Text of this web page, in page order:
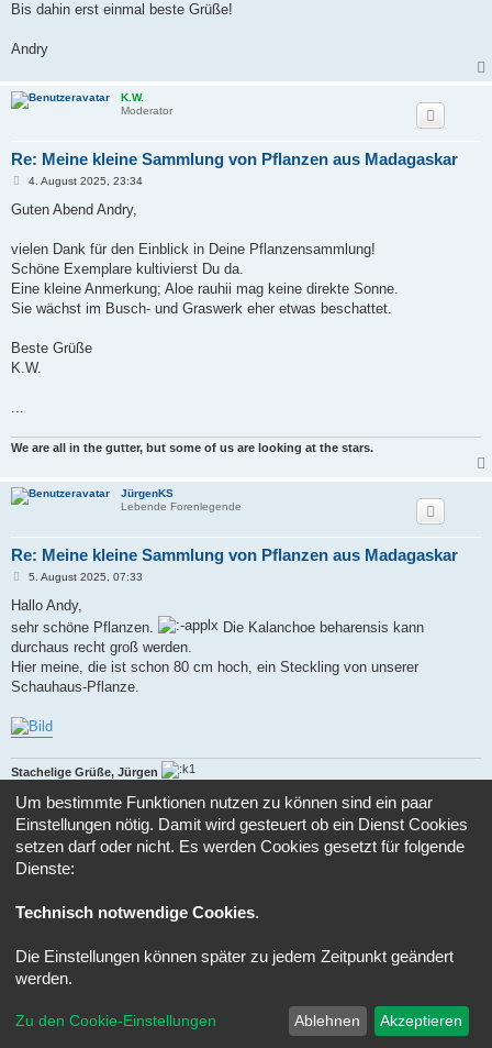
Bis dahin erst einmal beste Grüße!
Andry
K.W.
Moderator
Re: Meine kleine Sammlung von Pflanzen aus Madagaskar
B
i
a
4. August 2025, 23:34
Guten Abend Andry,
vielen Dank für den Einblick in Deine Pflanzensammlung!
Schöne Exemplare kultivierst Du da.
Eine kleine Anmerkung; Aloe rauhii mag keine direkte Sonne.
Sie wächst im Busch- und Graswerk eher etwas beschattet.
Beste Grüße
K.W.
We are all in the gutter, but some of us are looking at the stars.
JürgenKS
Lebende Forenlegende
Re: Meine kleine Sammlung von Pflanzen aus Madagaskar
B
i
r
g
5. August 2025, 07:33
Hallo Andy,
sehr schöne Pflanzen.
Die Kalanchoe beharensis kann
durchaus recht groß werden.
Hier meine, die ist schon 80 cm hoch, ein Steckling von unserer
Schauhaus-Pflanze.
Stachelige Grüße, Jürgen
Mein kleiner grüner Kaktus, der hat mich ja so gern, Hollari, Hollari, Hollaro....
Antworten
Portal Foren-Übersicht Alle Zeiten sindUTC+02:00
® Forum Software © phpBB Limited
Deutsche Übersetzung durchphpBB.de
Um bestimmte Funktionen nutzen zu können sind ein paar
Einstellungen nötig. Damit wird gesteuert ob ein Dienst Cookies
setzen darf oder nicht. Es werden Cookies gesetzt für folgende
Dienste:
Technisch notwendige Cookies.
Die Einstellungen können später zu jedem Zeitpunkt geändert
werden.
Zu den Cookie-Einstellungen Ablehnen Akzeptieren